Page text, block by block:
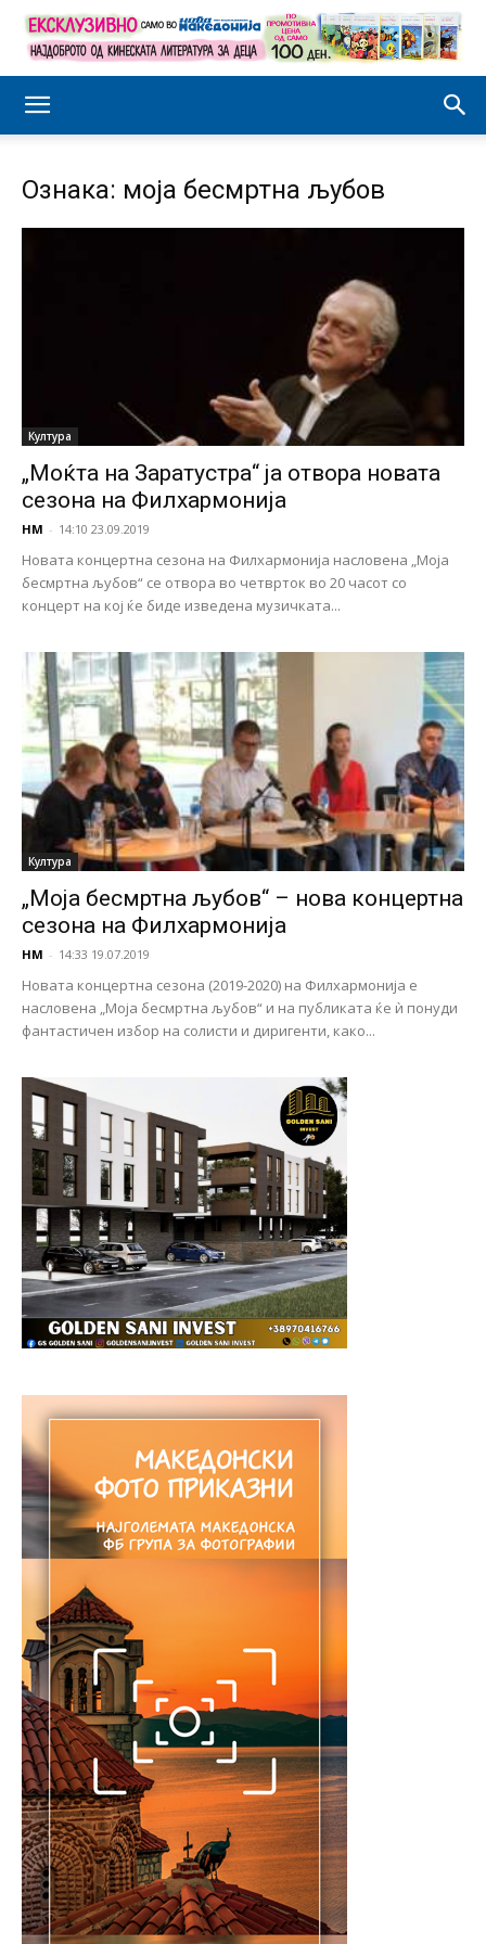
Ознака: моја бесмртна љубов
Култура
„Моќта на Заратустра“ ја отвора новата
сезона на Филхармонија
НМ - 14:10 23.09.2019
Новата концертна сезона на Филхармонија насловена „Моја
бесмртна љубов“ се отвора во четврток во 20 часот со
концерт на кој ќе биде изведена музичката...
Култура
„Моја бесмртна љубов“ – нова концертна
сезона на Филхармонија
НМ - 14:33 19.07.2019
Новата концертна сезона (2019-2020) на Филхармонија е
насловена „Моја бесмртна љубов“ и на публиката ќе ѝ понуди
фантастичен избор на солисти и диригенти, како...